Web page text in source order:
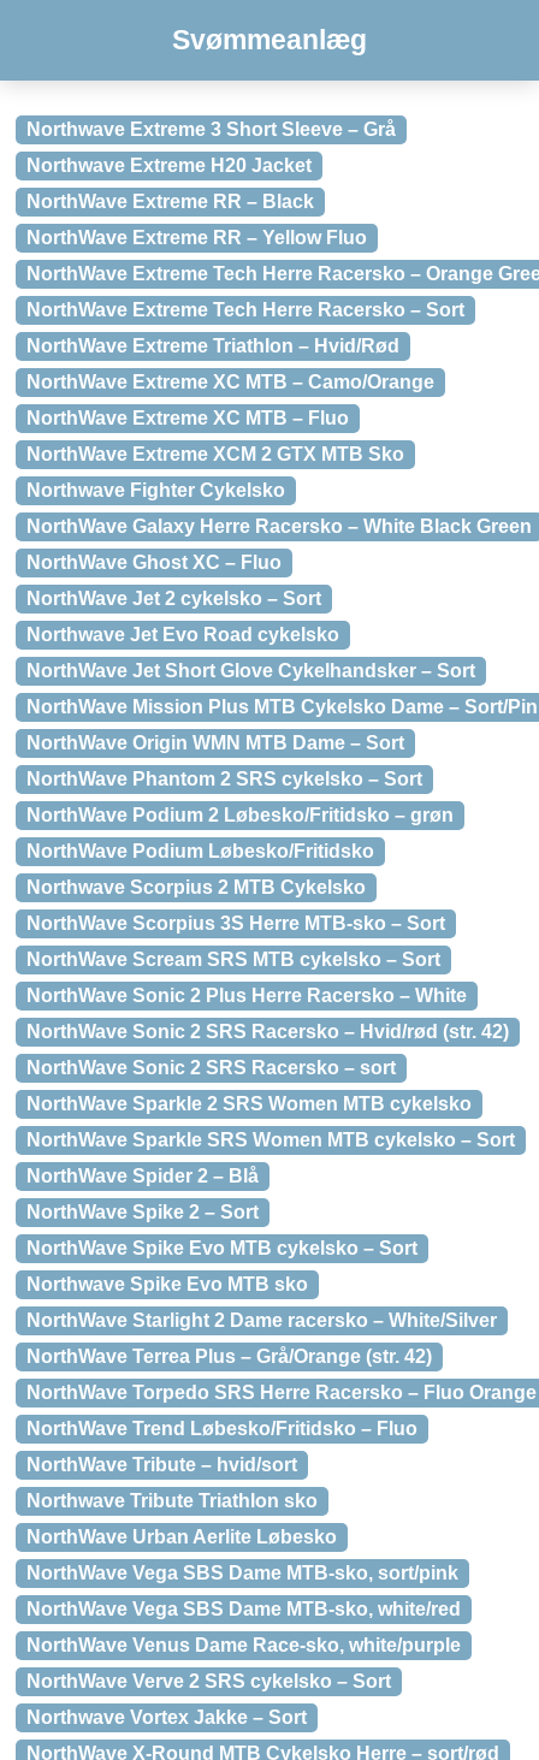
Svømmeanlæg
Northwave Extreme 3 Short Sleeve – Grå
Northwave Extreme H20 Jacket
NorthWave Extreme RR – Black
NorthWave Extreme RR – Yellow Fluo
NorthWave Extreme Tech Herre Racersko – Orange
NorthWave Extreme Tech Herre Racersko – Sort
NorthWave Extreme Triathlon – Hvid/Rød
NorthWave Extreme XC MTB – Camo/Orange
NorthWave Extreme XC MTB – Fluo
NorthWave Extreme XCM 2 GTX MTB Sko
Northwave Fighter Cykelsko
NorthWave Galaxy Herre Racersko – White Black Green
NorthWave Ghost XC – Fluo
NorthWave Jet 2 cykelsko – Sort
Northwave Jet Evo Road cykelsko
NorthWave Jet Short Glove Cykelhandsker – Sort
NorthWave Mission Plus MTB Cykelsko Dame – Sort/
NorthWave Origin WMN MTB Dame – Sort
NorthWave Phantom 2 SRS cykelsko – Sort
NorthWave Podium 2 Løbesko/Fritidsko – grøn
NorthWave Podium Løbesko/Fritidsko
Northwave Scorpius 2 MTB Cykelsko
NorthWave Scorpius 3S Herre MTB-sko – Sort
NorthWave Scream SRS MTB cykelsko – Sort
NorthWave Sonic 2 Plus Herre Racersko – White
NorthWave Sonic 2 SRS Racersko – Hvid/rød (str. 42)
NorthWave Sonic 2 SRS Racersko – sort
NorthWave Sparkle 2 SRS Women MTB cykelsko
NorthWave Sparkle SRS Women MTB cykelsko – Sort
NorthWave Spider 2 – Blå
NorthWave Spike 2 – Sort
NorthWave Spike Evo MTB cykelsko – Sort
Northwave Spike Evo MTB sko
NorthWave Starlight 2 Dame racersko – White/Silver
NorthWave Terrea Plus – Grå/Orange (str. 42)
NorthWave Torpedo SRS Herre Racersko – Fluo Orange
NorthWave Trend Løbesko/Fritidsko – Fluo
NorthWave Tribute – hvid/sort
Northwave Tribute Triathlon sko
NorthWave Urban Aerlite Løbesko
NorthWave Vega SBS Dame MTB-sko, sort/pink
NorthWave Vega SBS Dame MTB-sko, white/red
NorthWave Venus Dame Race-sko, white/purple
NorthWave Verve 2 SRS cykelsko – Sort
Northwave Vortex Jakke – Sort
NorthWave X-Round MTB Cykelsko Herre – sort/rød